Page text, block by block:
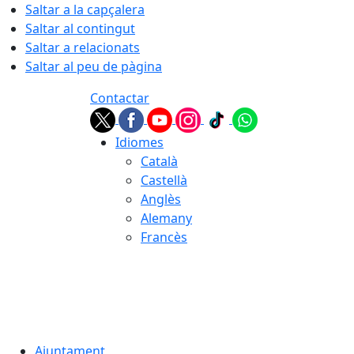
Saltar a la capçalera
Saltar al contingut
Saltar a relacionats
Saltar al peu de pàgina
Contactar
Idiomes
Català
Castellà
Anglès
Alemany
Francès